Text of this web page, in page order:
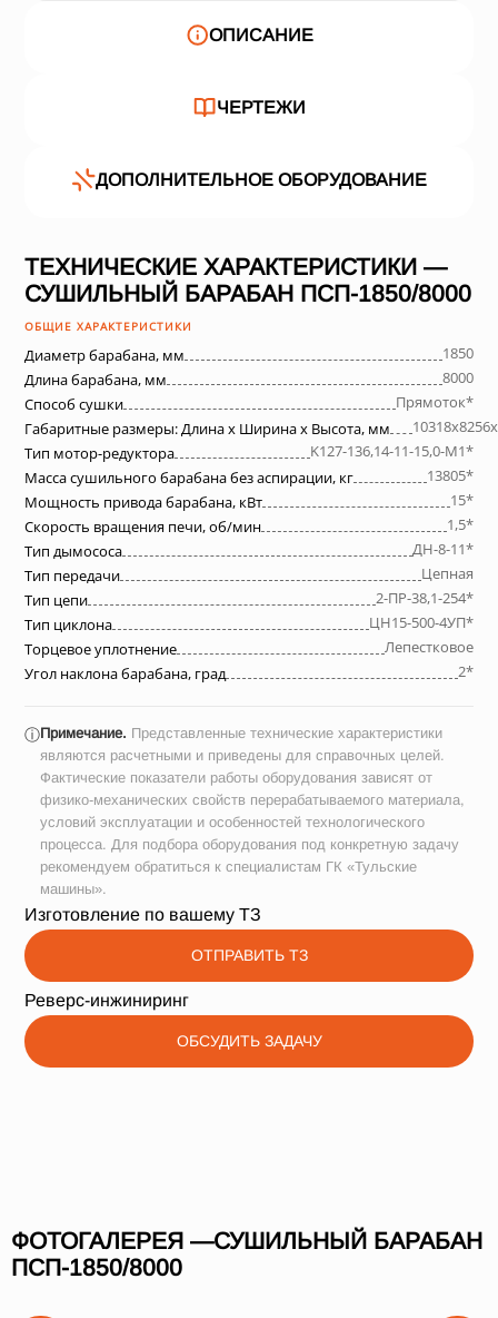
ОПИСАНИЕ
ЧЕРТЕЖИ
ДОПОЛНИТЕЛЬНОЕ ОБОРУДОВАНИЕ
ТЕХНИЧЕСКИЕ ХАРАКТЕРИСТИКИ —
СУШИЛЬНЫЙ БАРАБАН ПСП-1850/8000
ОБЩИЕ ХАРАКТЕРИСТИКИ
Диаметр барабана, мм
1850
Длина барабана, мм
8000
Способ сушки
Прямоток*
Габаритные размеры: Длина х Ширина х Высота, мм
Тип мотор-редуктора
K127-136,14-11-15,0-М1*
Масса сушильного барабана без аспирации, кг
13805*
Мощность привода барабана, кВт
15*
Скорость вращения печи, об/мин
1,5*
Тип дымососа
ДН-8-11*
Тип передачи
Цепная
Тип цепи
2-ПР-38,1-254*
Тип циклона
ЦН15-500-4УП*
Торцевое уплотнение
Лепестковое
Угол наклона барабана, град
2*
ⓘПримечание. Представленные технические характеристики
являются расчетными и приведены для справочных целей.
Фактические показатели работы оборудования зависят от
физико-механических свойств перерабатываемого материала,
условий эксплуатации и особенностей технологического
процесса. Для подбора оборудования под конкретную задачу
рекомендуем обратиться к специалистам ГК «Тульские
машины».
Изготовление по вашему ТЗ
ОТПРАВИТЬ ТЗ
Реверс-инжиниринг
ОБСУДИТЬ ЗАДАЧУ
ФОТОГАЛЕРЕЯ —СУШИЛЬНЫЙ БАРАБАН
ПСП-1850/8000